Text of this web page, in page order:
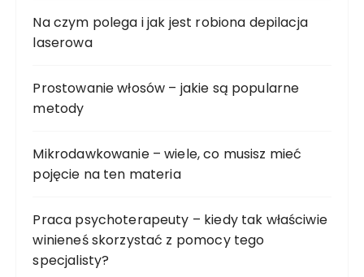
Na czym polega i jak jest robiona depilacja
laserowa
Prostowanie włosów – jakie są popularne
metody
Mikrodawkowanie – wiele, co musisz mieć
pojęcie na ten materia
Praca psychoterapeuty – kiedy tak właściwie
winieneś skorzystać z pomocy tego
specjalisty?